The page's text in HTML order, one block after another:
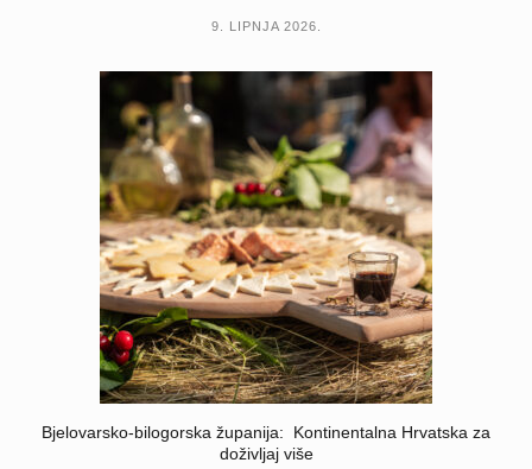
9. LIPNJA 2026.
Bjelovarsko-bilogorska županija: Kontinentalna Hrvatska za
doživljaj više